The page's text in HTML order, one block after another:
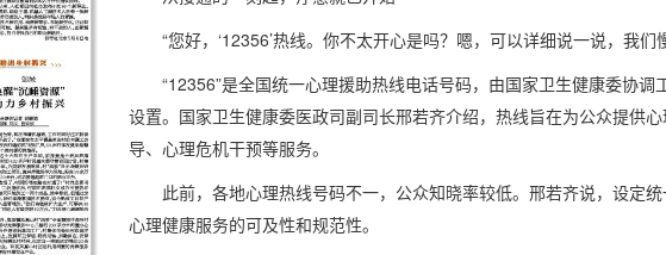
“您好，‘12356’热线。你不太开心是吗？嗯，可以详细说一说，我
“12356”是全国统一心理援助热线电话号码，由国家卫生健康委协调
设置。国家卫生健康委医政司副司长邢若齐介绍，热线旨在为公众提供
导、心理危机干预等服务。
此前，各地心理热线号码不一，公众知晓率较低。邢若齐说，设定
心理健康服务的可及性和规范性。